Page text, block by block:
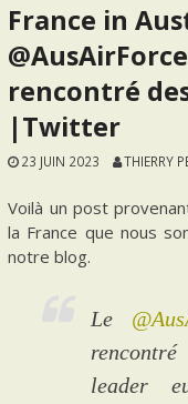
France in
rencontré
|Twitter
23 JUIN 2023 THIERRY
Voilà un post
la France que nous
notre blog.
Le
leader